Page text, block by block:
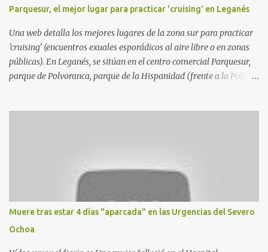
Parquesur, el mejor lugar para practicar 'cruising' en Leganés
Una web detalla los mejores lugares de la zona sur para practicar
'cruising' (encuentros exuales esporádicos al aire libre o en zonas
públicas). En Leganés, se sitúan en el centro comercial Parquesur,
parque de Polvoranca, parque de la Hispanidad (frente a la Policía
estadio municipal de Butarque) y caminos entre el estadio y Plaza
Nueva. Otro lugar: Escombrera de Polvoranca, entre Leganés y
Móstoles También en el parque de la Hispanidad, situado frente a
la Policía Local de Leganés de la calle Chile, 1, y junto al
cementerio de Butarque". Más información
Muere tras estar 4 días "aparcada" en las Urgencias del Severo
Ochoa